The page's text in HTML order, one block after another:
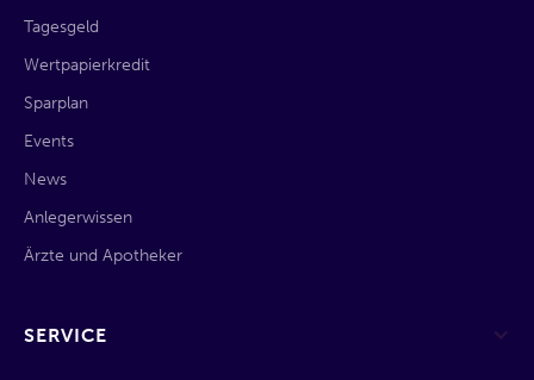
Tagesgeld
Wertpapierkredit
Sparplan
Events
News
Anlegerwissen
Ärzte und Apotheker
SERVICE